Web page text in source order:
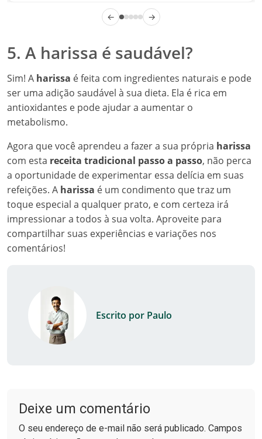
← →
5. A harissa é saudável?
Sim! A harissa é feita com ingredientes naturais e pode
ser uma adição saudável à sua dieta. Ela é rica em
antioxidantes e pode ajudar a aumentar o
metabolismo.
Agora que você aprendeu a fazer a sua própria harissa
com esta receita tradicional passo a passo, não perca
a oportunidade de experimentar essa delícia em suas
refeições. A harissa é um condimento que traz um
toque especial a qualquer prato, e com certeza irá
impressionar a todos à sua volta. Aproveite para
compartilhar suas experiências e variações nos
comentários!
Escrito por Paulo
Deixe um comentário
O seu endereço de e-mail não será publicado. Campos